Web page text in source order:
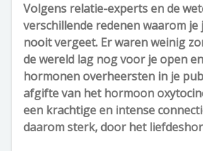
Volgens relatie-experts en de
verschillende redenen waarom je
nooit vergeet. Er waren weinig
de wereld lag nog voor je open
hormonen overheersten in je
afgifte van het hormoon
een krachtige en intense
daarom sterk, door het